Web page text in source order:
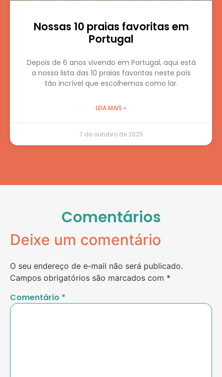
Nossas 10 praias favoritas em
Portugal
Depois de 6 anos vivendo em Portugal, aqui está
a nossa lista das 10 praias favoritas neste país
tão incrível que escolhemos como lar.
LEIA MAIS »
7 de outubro de 2025
Comentários
Deixe um comentário
O seu endereço de e-mail não será publicado.
Campos obrigatórios são marcados com *
Comentário *